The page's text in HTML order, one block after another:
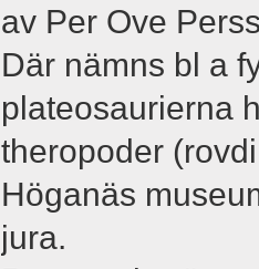
av Per Ove
Där nämns bl a
plateosaurierna
theropoder
Höganäs
jura.